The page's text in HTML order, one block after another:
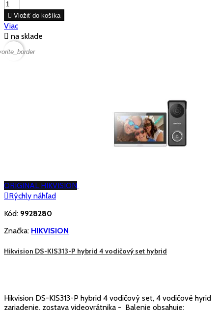
 Vložiť do košíka
Viac
 na sklade
ORIGINAL HIKVISION
Rýchly náhľad
Kód: 9928280
Značka: HIKVISION
Hikvision DS-KIS313-P hybrid 4 vodičový set hybrid
Hikvision DS-KIS313-P hybrid 4 vodičový set, 4 vodičové hyrid
zariadenie, zostava videovrátnika - Balenie obsahuje: